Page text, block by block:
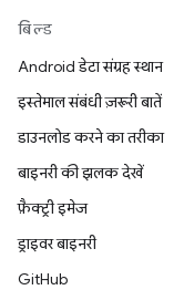
बिल्ड
Android डेटा संग्रह स्थान
इस्तेमाल संबंधी ज़रूरी बातें
डाउनलोड करने का तरीका
बाइनरी की झलक देखें
फ़ैक्ट्री इमेज
ड्राइवर बाइनरी
GitHub